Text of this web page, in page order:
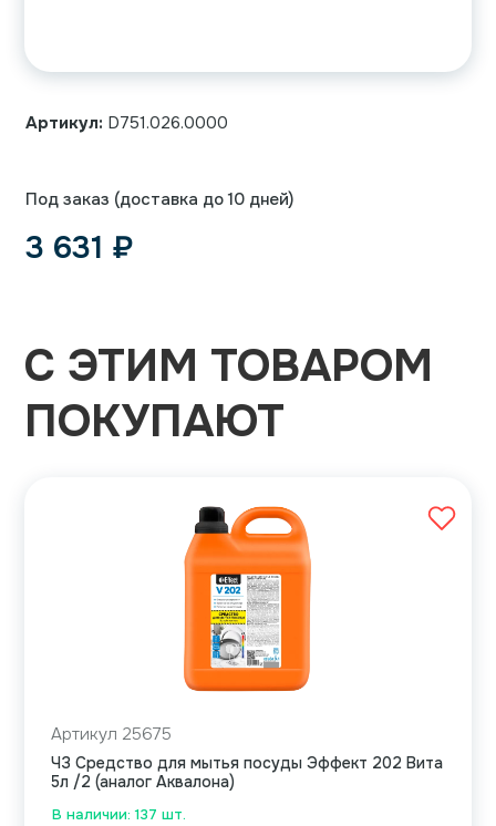
Артикул: D751.026.0000
Под заказ (доставка до 10 дней)
3 631 ₽
С ЭТИМ ТОВАРОМ
ПОКУПАЮТ
В наличии: 137 шт.
Артикул 25675
ЧЗ Средство для мытья посуды Эффект 202 Вита
5л /2 (аналог Аквалона)